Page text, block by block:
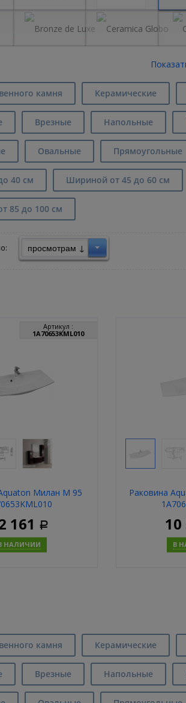
камня Керамические
Врезные Напольные
Овальные Прямоугольные
40 см Шириной от 45 до 60 см
85 до 100 см
просмотрам ↓
Милан М 95
Артикул :
1A70653KML010
161 Р
НАЛИЧИИ
Раковина
10
В
камня Керамические
Врезные Напольные